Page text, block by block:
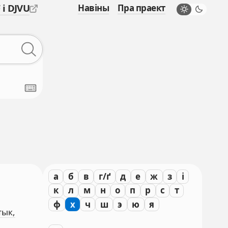
DJVU Навіны Пра праект
а б в г/ґ д е ж з
і
к
л м н о п р с
т
ф
х ч ш э ю я